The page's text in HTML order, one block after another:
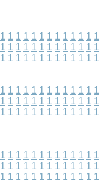
1 1 1 1 1 1 1 1 1 1 1 1 1
1 1 1 1 1 1 1 1 1 1 1 1 1
1 1 1 1 1 1 1 1 1 1 1 1 1
1 1 1 1 1 1 1 1 1 1 1 1 1
1 1 1 1 1 1 1 1 1 1 1 1 1
1 1 1 1 1 1 1 1 1 1 1 1 1
1 1 1 1 1 1 1 1 1 1 1 1 1
1 1 1 1 1 1 1 1 1 1 1 1 1
1 1 1 1 1 1 1 1 1 1 1 1 1